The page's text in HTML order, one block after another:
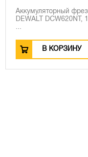
Аккумуляторный
DEWALT DCW620NT,
...
В КОРЗИНУ